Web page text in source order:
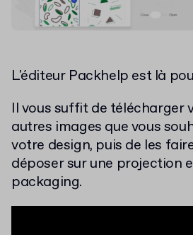
L'éditeur Packhelp est là
Il vous suffit de télécharger
autres images que vous
votre design, puis de les
déposer sur une projection
packaging.